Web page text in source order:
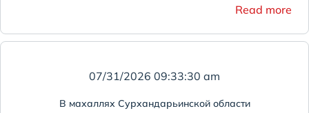
Read more
07/31/2026 09:33:30 am
В махаллях Сурхандарьинской области